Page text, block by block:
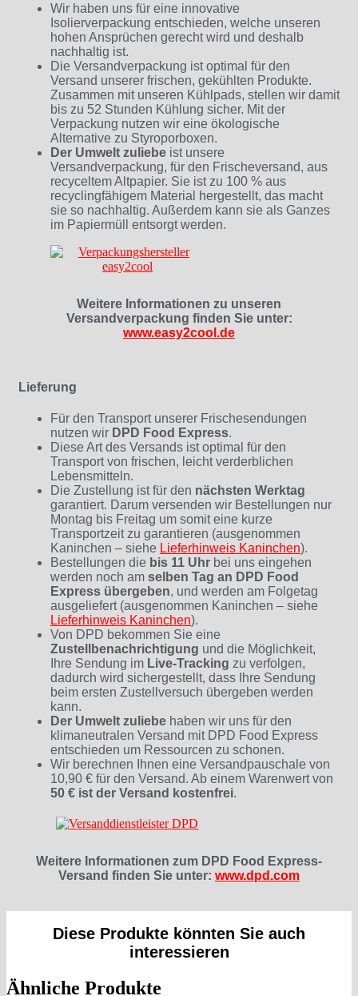
Wir haben uns für eine innovative
Isolierverpackung entschieden, welche unseren
hohen Ansprüchen gerecht wird und deshalb
nachhaltig ist.
Die Versandverpackung ist optimal für den
Versand unserer frischen, gekühlten Produkte.
Zusammen mit unseren Kühlpads, stellen wir damit
bis zu 52 Stunden Kühlung sicher. Mit der
Verpackung nutzen wir eine ökologische
Alternative zu Styroporboxen.
Der Umwelt zuliebe ist unsere
Versandverpackung, für den Frischeversand, aus
recyceltem Altpapier. Sie ist zu 100 % aus
recyclingfähigem Material hergestellt, das macht
sie so nachhaltig. Außerdem kann sie als Ganzes
im Papiermüll entsorgt werden.
Weitere Informationen zu unseren
Versandverpackung finden Sie unter:
www.easy2cool.de
Lieferung
Für den Transport unserer Frischesendungen
nutzen wir DPD Food Express.
Diese Art des Versands ist optimal für den
Transport von frischen, leicht verderblichen
Lebensmitteln.
Die Zustellung ist für den nächsten Werktag
garantiert. Darum versenden wir Bestellungen nur
Montag bis Freitag um somit eine kurze
Transportzeit zu garantieren (ausgenommen
Kaninchen – siehe Lieferhinweis Kaninchen).
Bestellungen die bis 11 Uhr bei uns eingehen
werden noch am selben Tag an DPD Food
Express übergeben, und werden am Folgetag
ausgeliefert (ausgenommen Kaninchen – siehe
Lieferhinweis Kaninchen).
Von DPD bekommen Sie eine
Zustellbenachrichtigung und die Möglichkeit,
Ihre Sendung im Live-Tracking zu verfolgen,
dadurch wird sichergestellt, dass Ihre Sendung
beim ersten Zustellversuch übergeben werden
kann.
Der Umwelt zuliebe haben wir uns für den
klimaneutralen Versand mit DPD Food Express
entschieden um Ressourcen zu schonen.
Wir berechnen Ihnen eine Versandpauschale von
10,90 € für den Versand. Ab einem Warenwert von
50 € ist der Versand kostenfrei.
Weitere Informationen zum DPD Food Express-
Versand finden Sie unter: www.dpd.com
Diese Produkte könnten Sie auch
interessieren
Ähnliche Produkte